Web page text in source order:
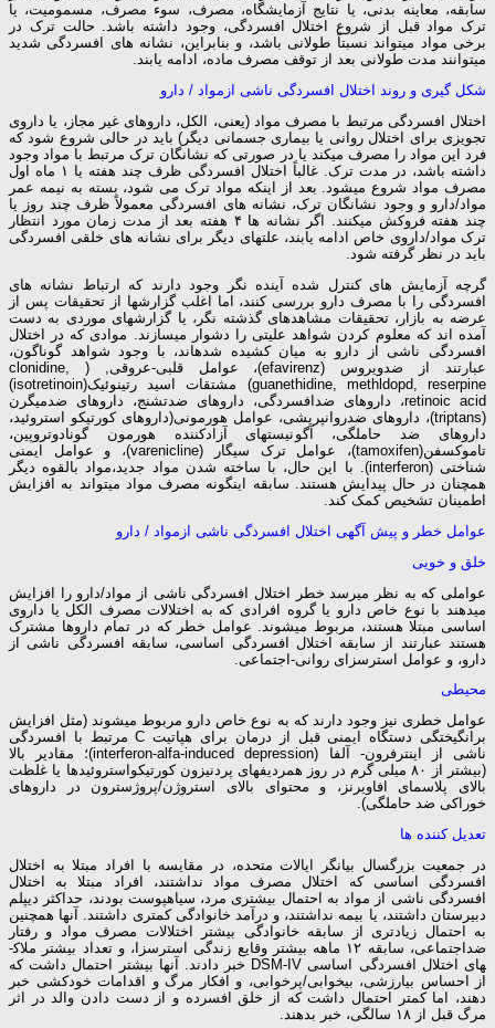
سابقه، معاینه بدنی، یا نتایج آزمایشگاه، مصرف، سوء مصرف، مسمومیت، یا
ترک مواد قبل از شروع اختلال افسردگی، وجود داشته باشد. حالت ترک در
برخی مواد می­تواند نسبتاً طولانی باشد، و بنابراین، نشانه­ های افسردگی شدید
می­توانند مدت طولانی بعد از توقف مصرف ماده، ادامه یابند.
شکل­ گیری و روند اختلال افسردگی ناشی ازمواد / دارو
اختلال افسردگی مرتبط با مصرف مواد (یعنی، الکل، داروهای غیر مجاز، یا داروی
تجویزی برای اختلال روانی یا بیماری جسمانی دیگر) باید در حالی شروع شود که
فرد این مواد را مصرف می­کند یا در صورتی که نشانگان ترک مرتبط با مواد وجود
داشته باشد، در مدت ترک. غالباً اختلال افسردگی ظرف چند هفته یا ۱ ماه اول
مصرف مواد شروع می­شود. بعد از اینکه مواد ترک می ­شود، بسته به نیمه عمر
مواد/دارو و وجود نشانگان ترک، نشانه ­های افسردگی معمولاً ظرف چند روز یا
چند هفته فروکش می­کنند. اگر نشانه­ ها ۴ هفته بعد از مدت زمان مورد انتظار
ترک مواد/داروی خاص ادامه یابند، علت­های دیگر برای نشانه ­های خلقی افسردگی
باید در نظر گرفته شود.
گرچه آزمایش­ های کنترل شده آینده­ نگر وجود دارند که ارتباط نشانه­ های
افسردگی را با مصرف دارو بررسی کنند، اما اغلب گزارش­ها از تحقیقات پس از
عرضه به بازار، تحقیقات مشاهده­ای گذشته­ نگر، یا گزارش­های موردی به دست
آمده­ اند که معلوم کردن شواهد علیتی را دشوار می­سازند. موادی که در اختلال
افسردگی ناشی از دارو به میان کشیده شده­اند، با وجود شواهد گوناگون،
عبارتند از ضدویروس (efavirenz)، عوامل قلبی-عروقی, ( clonidine,
guanethidine, methldopd, reserpine) مشتقات اسید رتینوئیک(isotretinoin)
retinoic acid، داروهای ضدافسردگی، داروهای ضدتشنج، داروهای ضدمیگرن
(triptans)، داروهای ضدروان­پریشی، عوامل هورمونی(داروهای کورتیکو استروئید،
داروهای ضد حاملگی، آگونیست­های آزادکننده هورمون گونادوتروپین،
تاموکسفن(tamoxifen)، عوامل ترک سیگار (varenicline)، و عوامل ایمنی
شناختی (interferon). با این حال، با ساخته شدن مواد جدید،مواد بالقوه دیگر
همچنان در حال پیدایش هستند. سابقه این­گونه مصرف مواد می­تواند به افزایش
اطمینان تشخیص کمک کند.
عوامل خطر و پیش ­آگهی اختلال افسردگی ناشی ازمواد / دارو
خلق و خویی
عواملی که به نظر می­رسد خطر اختلال افسردگی ناشی از مواد/دارو را افزایش
می­دهند با نوع خاص دارو یا گروه افرادی که به اختلالات مصرف الکل یا داروی
اساسی مبتلا هستند، مربوط می­شوند. عوامل خطر که در تمام داروها مشترک
هستند عبارتند از سابقه اختلال افسردگی اساسی، سابقه افسردگی ناشی از
دارو، و عوامل استرس­زای روانی-اجتماعی.
محیطی
عوامل خطری نیز وجود دارند که به نوع خاص دارو مربوط می­شوند (مثل افزایش
برانگیختگی دستگاه ایمنی قبل از درمان برای هپاتیت C مرتبط با افسردگی
ناشی از اینترفرون- آلفا (interferon-alfa-induced depression)؛ مقادیر بالا
(بیشتر از ۸۰ میلی گرم در روز همردیف­های پردنیزون کورتیکواستروئیدها یا غلظت
بالای پلاسمای افاویرنز، و محتوای بالای استروژن/پروژسترون در داروهای
خوراکی ضد حاملگی).
تعدیل­ کننده­ ها
در جمعیت بزرگسال بیانگر ایالات متحده، در مقایسه با افراد مبتلا به اختلال
افسردگی اساسی که اختلال مصرف مواد نداشتند، افراد مبتلا به اختلال
افسردگی ناشی از مواد به احتمال بیشتری مرد، سیاهپوست بودند، حداکثر دیپلم
دبیرستان داشتند، یا بیمه نداشتند، و درآمد خانوادگی کمتری داشتند. آنها همچنین
به احتمال زیادتری از سابقه خانوادگی بیشتر اختلالات مصرف مواد و رفتار
ضداجتماعی، سابقه ۱۲ ماهه بیشتر وقایع زندگی استرس­زا، و تعداد بیشتر ملاک­
های اختلال افسردگی اساسی DSM-IV خبر دادند. آنها بیشتر احتمال داشت که
از احساس بی­ارزشی، بی­خوابی/پرخوابی، و افکار مرگ و اقدامات خودکشی خبر
دهند، اما کمتر احتمال داشت که از خلق افسرده و از دست دادن والد در اثر
مرگ قبل از ۱۸ سالگی، خبر بدهند.